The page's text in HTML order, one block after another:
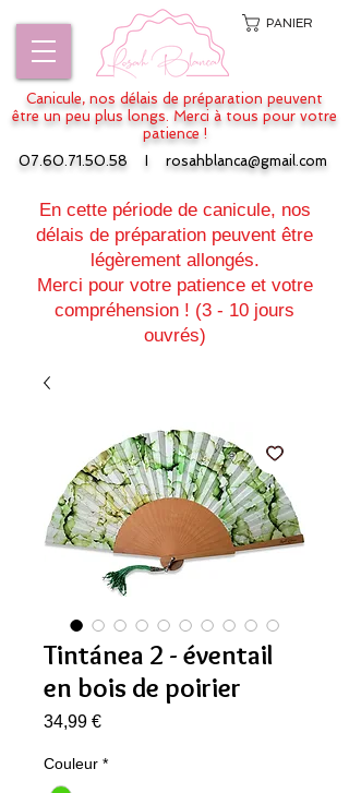
PANIER
Canicule, nos délais de préparation peuvent
être un peu plus longs. Merci à tous pour votre
patience !
07.60.71.50.58
rosahblanca@gmail.com
En cette période de canicule, nos
délais de préparation peuvent être
légèrement allongés.
Merci pour votre patience et votre
compréhension ! (3 - 10 jours
ouvrés)
Tintánea 2 - éventail
en bois de poirier
34,99 €Prix
Couleur *